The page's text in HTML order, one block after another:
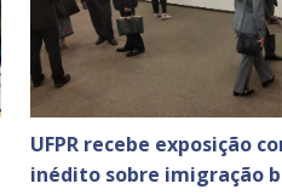
UFPR recebe exposição
inédito sobre imigração